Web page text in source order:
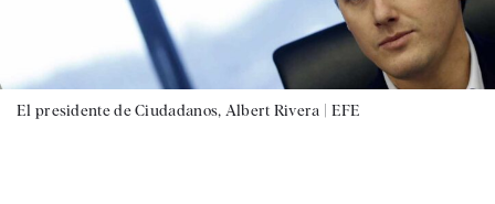
El presidente de Ciudadanos, Albert Rivera | EFE